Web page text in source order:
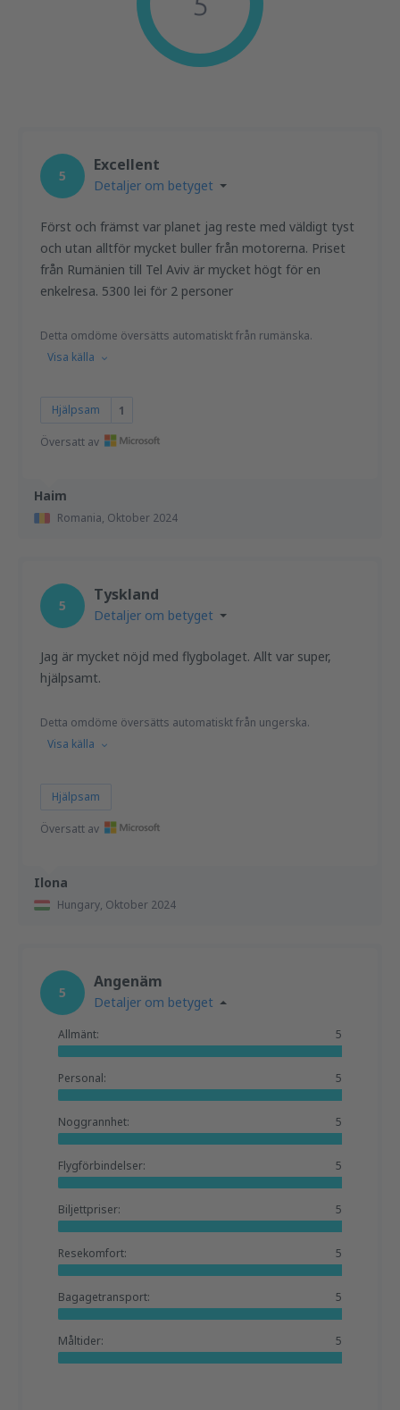
Haim
Romania, Oktober 2024
5
Excellent
Detaljer om betyget
Först och främst var planet jag reste med väldigt tyst
och utan alltför mycket buller från motorerna. Priset
från Rumänien till Tel Aviv är mycket högt för en
enkelresa. 5300 lei för 2 personer
Detta omdöme översätts automatiskt från rumänska.
Visa källa
Hjälpsam 1
Översatt av
Ilona
Hungary, Oktober 2024
5
Tyskland
Detaljer om betyget
Jag är mycket nöjd med flygbolaget. Allt var super,
hjälpsamt.
Detta omdöme översätts automatiskt från ungerska.
Visa källa
Hjälpsam
Översatt av
5
Angenäm
Detaljer om betyget
Allmänt: 5
Personal: 5
Noggrannhet: 5
Flygförbindelser: 5
Biljettpriser: 5
Resekomfort: 5
Bagagetransport: 5
Måltider: 5